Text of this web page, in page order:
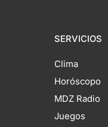
SERVICIOS
Clima
Horóscopo
MDZ Radio
Juegos